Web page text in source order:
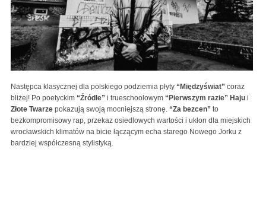
Następca klasycznej dla polskiego podziemia płyty “Międzyświat” coraz
bliżej! Po poetyckim “Źródle” i trueschoolowym “Pierwszym razie” Haju i
Złote Twarze pokazują swoją mocniejszą stronę. “Za bezcen” to
bezkompromisowy rap, przekaz osiedlowych wartości i ukłon dla miejskich
wrocławskich klimatów na bicie łączącym echa starego Nowego Jorku z
bardziej współczesną stylistyką.